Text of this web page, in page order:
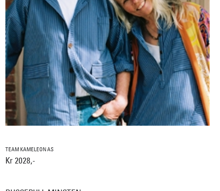
TEAM KAMELEON AS
Kr 2028,-